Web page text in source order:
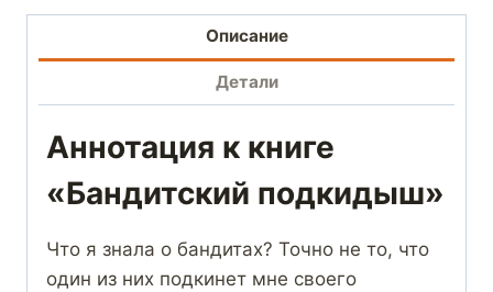
Описание
Детали
Аннотация к книге
«Бандитский подкидыш»
Что я знала о бандитах? Точно не то, что
один из них подкинет мне своего